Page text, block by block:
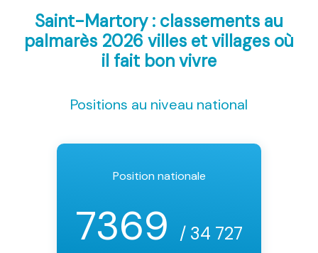
Saint-Martory : classements au
palmarès 2026 villes et villages où
il fait bon vivre
Positions au niveau national
Position nationale
7369 / 34 727